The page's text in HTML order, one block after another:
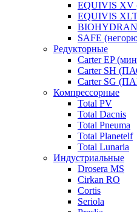
EQUIVIS XV
EQUIVIS
BIOHYDRAN
SAFE
Редукторные
Carter EP
Carter SH
Carter SG
Компрессорные
Total PV
Total Dacnis
Total Pneuma
Total Planetelf
Total Lunaria
Индустриальные
Drosera MS
Cirkan RO
Cortis
Seriola